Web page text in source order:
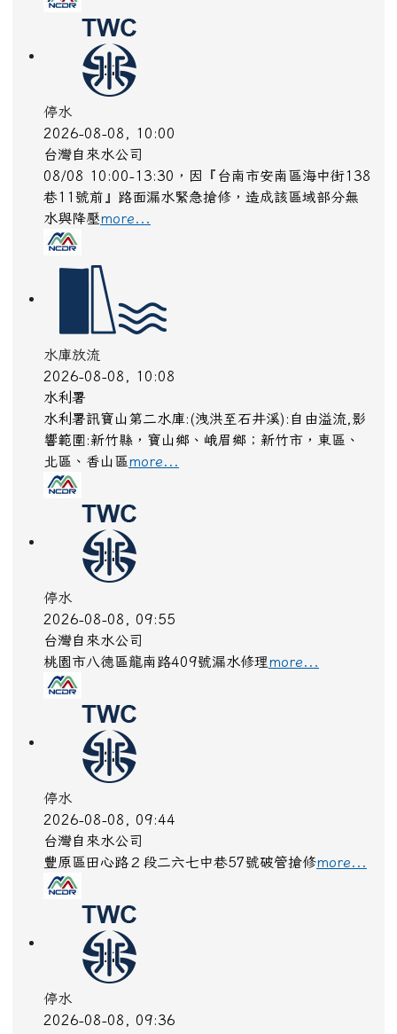
停水
2026-08-08, 10:00
台灣自來水公司
08/08 10:00-13:30，因『台南市安南區海中街138
巷11號前』路面漏水緊急搶修，造成該區域部分無
水與降壓more...
水庫放流
2026-08-08, 10:08
水利署
水利署訊寶山第二水庫:(洩洪至石井溪):自由溢流,影
響範圍:新竹縣，寶山鄉、峨眉鄉；新竹市，東區、
北區、香山區more...
停水
2026-08-08, 09:55
台灣自來水公司
桃園市八德區龍南路409號漏水修理more...
停水
2026-08-08, 09:44
台灣自來水公司
豐原區田心路２段二六七中巷57號破管搶修more...
停水
2026-08-08, 09:36